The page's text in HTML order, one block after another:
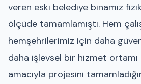
veren eski belediye binamız
ölçüde tamamlamıştı. Hem
hemşehrilerimiz için daha
daha işlevsel bir hizmet
amacıyla projesini